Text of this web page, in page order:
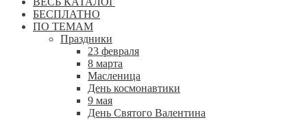
БЕСПЛАТНО
ПО ТЕМАМ
Праздники
23 февраля
8 марта
Масленица
День космонавтики
9 мая
День Святого Валентина